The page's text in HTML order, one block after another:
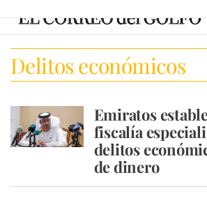
Delitos económicos
Emiratos
fiscalía
delitos
de dinero